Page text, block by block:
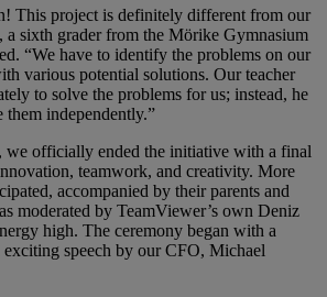
This project is definitely different from our
a sixth grader from the Mörike Gymnasium
“We have to identify the problems on our
various potential solutions. Our teacher
to solve the problems for us; instead, he
them independently.”
we officially ended the initiative with a final
teamwork, and creativity. More
accompanied by their parents and
moderated by TeamViewer’s own Deniz
high. The ceremony began with a
speech by our CFO, Michael